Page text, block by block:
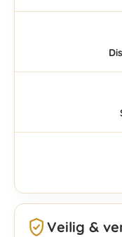
Veilig &